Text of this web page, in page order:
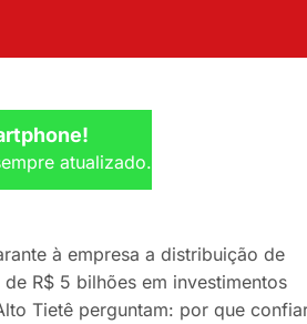
atualizado.
à empresa a distribuição de
R$ 5 bilhões em investimentos
Tietê perguntam: por que